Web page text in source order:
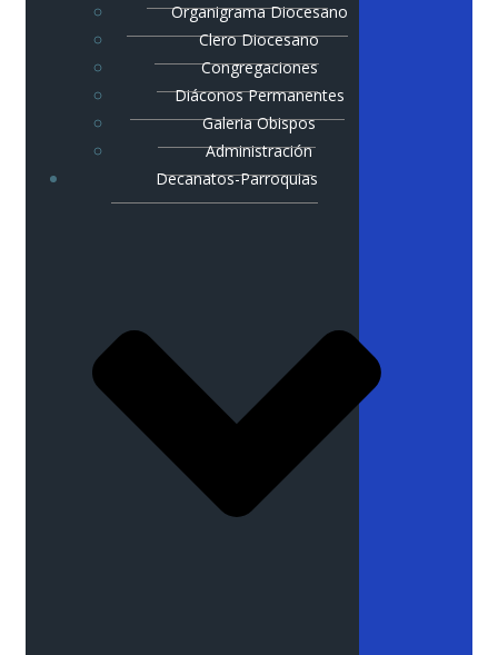
Organigrama Diocesano
Clero Diocesano
Congregaciones
Diáconos Permanentes
Galeria Obispos
Administración
Decanatos-Parroquias